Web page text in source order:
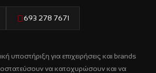
693 278 7671
υποστήριξη για επιχειρήσεις και brands
να κατοχυρώσουν και να